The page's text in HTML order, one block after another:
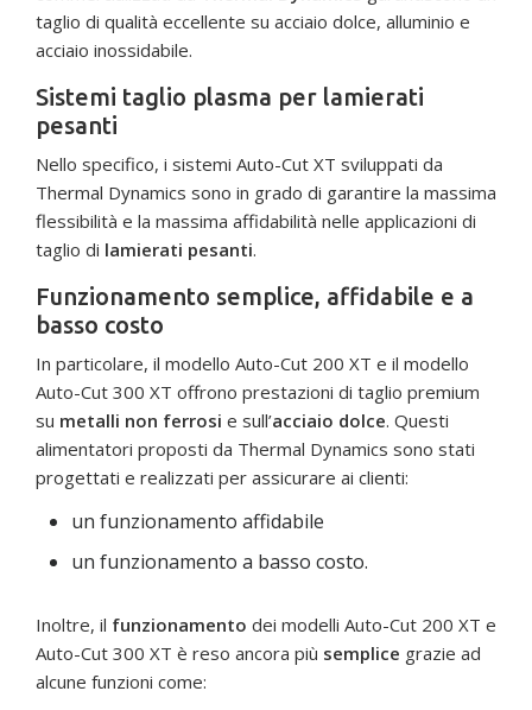
taglio di qualità eccellente su acciaio dolce, alluminio e
acciaio inossidabile.
Sistemi taglio plasma per lamierati
pesanti
Nello specifico, i sistemi Auto-Cut XT sviluppati da
Thermal Dynamics sono in grado di garantire la massima
flessibilità e la massima affidabilità nelle applicazioni di
taglio di lamierati pesanti.
Funzionamento semplice, affidabile e a
basso costo
In particolare, il modello Auto-Cut 200 XT e il modello
Auto-Cut 300 XT offrono prestazioni di taglio premium
su metalli non ferrosi e sull’acciaio dolce. Questi
alimentatori proposti da Thermal Dynamics sono stati
progettati e realizzati per assicurare ai clienti:
un funzionamento affidabile
un funzionamento a basso costo.
Inoltre, il funzionamento dei modelli Auto-Cut 200 XT e
Auto-Cut 300 XT è reso ancora più semplice grazie ad
alcune funzioni come: